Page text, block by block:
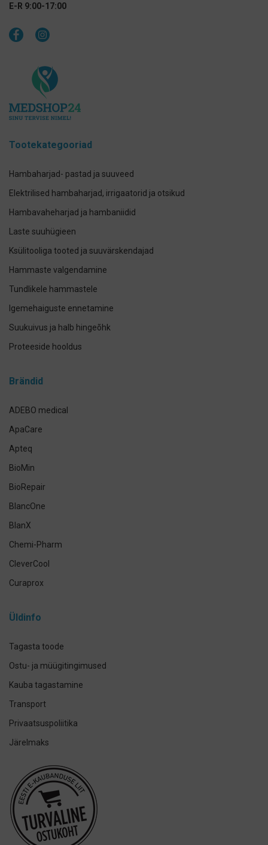
E-R 9:00-17:00
Tootekategooriad
Hambaharjad- pastad ja suuveed
Elektrilised hambaharjad, irrigaatorid ja otsikud
Hambavaheharjad ja hambaniidid
Laste suuhügieen
Ksülitooliga tooted ja suuvärskendajad
Hammaste valgendamine
Tundlikele hammastele
Igemehaiguste ennetamine
Suukuivus ja halb hingeõhk
Proteeside hooldus
Implantaadi hooldus
Brändid
ADEBO medical
ApaCare
Apteq
BioMin
BioRepair
BlancOne
BlanX
Chemi-Pharm
CleverCool
Curaprox
Elmex
Miradent
Mizuha
OraCoat
Oral-B
Üldinfo
Tagasta toode
Ostu- ja müügitingimused
Kauba tagastamine
Transport
Privaatsuspoliitika
Järelmaks